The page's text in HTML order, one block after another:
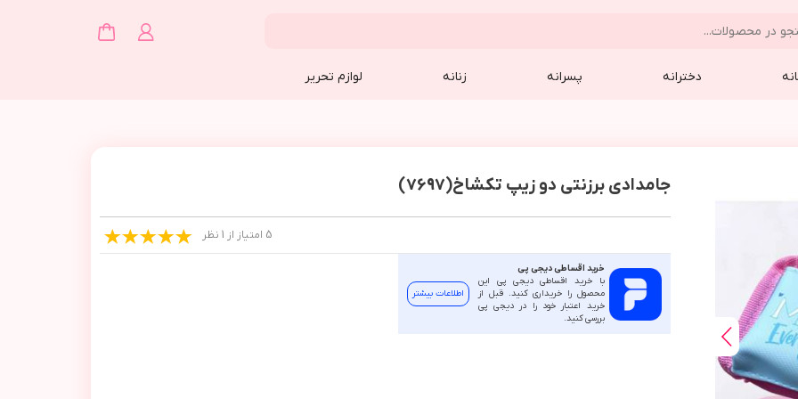
دخترانه پسرانه زنانه لوازم تحریر
جامدادی برزنتی دو زیپ تکشاخ(7697)
5 امتیاز از 1 نظر
خرید اقساطی دیجی پی
با خرید اقساطی دیجی پی این
محصول را خریداری کنید. قبل از
خرید اعتبار خود را در دیجی پی
بررسی کنید.
اطلاعات بیشتر